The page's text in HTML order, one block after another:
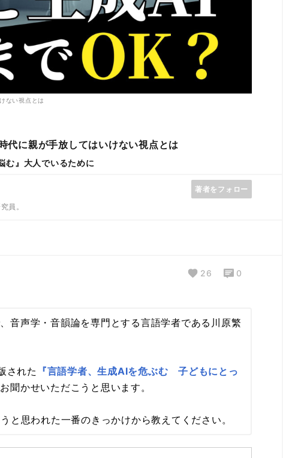
代に親が手放してはいけない視点とは
む』大人でいるために
著者をフォロー
員。
ない視点とは
26 0
音声学・音韻論を専門とする言語学者である川原繁
された 『言語学者、生成AIを危ぶむ 子どもにとっ
聞かせいただこうと思います。
と思われた一番のきっかけから教えてください。